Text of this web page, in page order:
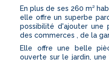
En plus de ses 260 m²
elle offre un superbe
possibilité d'ajouter une
des commerces , de la
Elle offre une belle
ouverte sur le jardin, une